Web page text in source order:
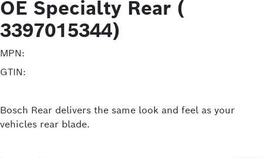
OE Specialty Rear (
3397015344)
MPN:
GTIN:
Bosch Rear delivers the same look and feel as your
vehicles rear blade.